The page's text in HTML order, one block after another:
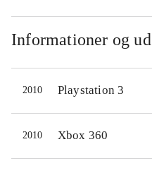
forskellige olympiske
primært indenfor
sportsgrene som fx
er desværre udeladt.
kan varieres, men er
fordi kontrollen ligner
forskellige
Informationer og
2010 Playstation 3
2010 Xbox 360